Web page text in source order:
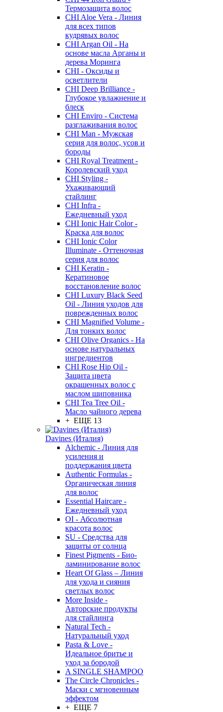
Термозащита волос
CHI Aloe Vera - Линия
для всех типов
кудрявых волос
CHI Argan Oil - На
основе масла Арганы и
дерева Моринга
CHI - Оксиды и
осветлители
CHI Deep Brilliance -
Глубокое увлажнение и
блеск
CHI Enviro - Система
разглаживания волос
CHI Man - Мужская
серия для волос, усов и
бороды
CHI Royal Treatment -
Королевский уход
CHI Styling -
Ухаживающий
стайлинг
CHI Infra -
Ежедневный уход
CHI Ionic Hair Color -
Краска для волос
CHI Ionic Color
Illuminate - Оттеночная
серия для волос
CHI Keratin -
Кератиновое
восстановление волос
CHI Luxury Black Seed
Oil - Линия уходов для
поврежденных волос
CHI Magnified Volume -
Для тонких волос
CHI Olive Organics - На
основе натуральных
ингредиентов
CHI Rose Hip Oil -
Защита цвета
окрашенных волос с
маслом шиповника
CHI Tea Tree Oil -
Масло чайного дерева
+ ЕЩЕ 13
Davines (Италия)
Alchemic - Линия для
усиления и
поддержания цвета
Authentic Formulas -
Органическая линия
для волос
Essential Haircare -
Eжедневный уход
OI - Абсолютная
красота волос
SU - Средства для
защиты от солнца
Finest Pigments - Био-
ламинирование волос
Heart Of Glass – Линия
для ухода и сияния
светлых волос
More Inside -
Авторские продукты
для стайлинга
Natural Tech -
Натуральный уход
Pasta & Love -
Идеальное бритье и
уход за бородой
A SINGLE SHAMPOO
The Circle Chronicles -
Маски с мгновенным
эффектом
+ ЕЩЕ 7